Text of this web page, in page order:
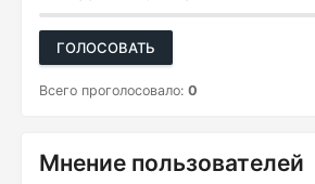
ГОЛОСОВАТЬ
Всего проголосовало: 0
Мнение пользователей